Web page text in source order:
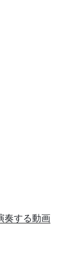
奏する動画